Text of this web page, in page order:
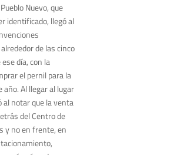
Nuevo, que
identificado, llegó al
de las cinco
día, con la
el pernil para la
año. Al llegar al lugar
al notar que la venta
del Centro de
y no en frente, en